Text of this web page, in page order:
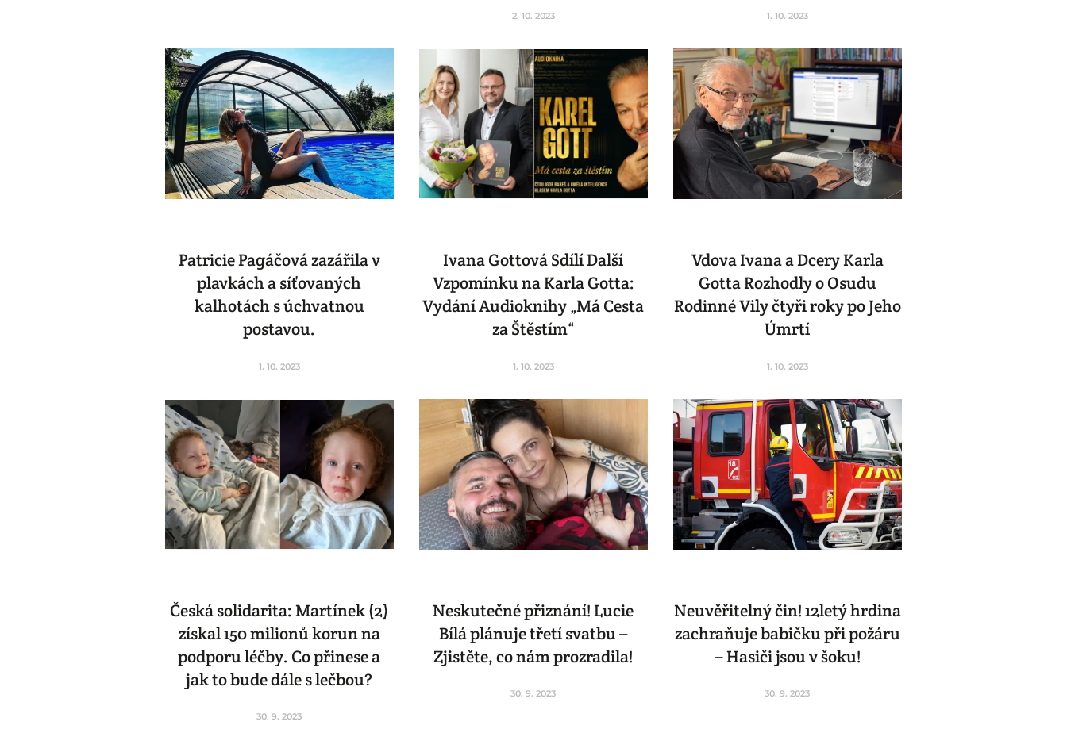
2. 10. 2023 1. 10. 2023
Patricie Pagáčová zazářila v
plavkách a síťovaných
kalhotách s úchvatnou
postavou.
1. 10. 2023
Ivana Gottová Sdílí Další
Vzpomínku na Karla Gotta:
Vydání Audioknihy „Má Cesta
za Štěstím“
1. 10. 2023
Vdova Ivana a Dcery Karla
Gotta Rozhodly o Osudu
Rodinné Vily čtyři roky po Jeho
Úmrtí
1. 10. 2023
Česká solidarita: Martínek (2)
získal 150 milionů korun na
podporu léčby. Co přinese a
jak to bude dále s lečbou?
30. 9. 2023
Neskutečné přiznání! Lucie
Bílá plánuje třetí svatbu –
Zjistěte, co nám prozradila!
30. 9. 2023
Neuvěřitelný čin! 12letý hrdina
zachraňuje babičku při požáru
– Hasiči jsou v šoku!
30. 9. 2023